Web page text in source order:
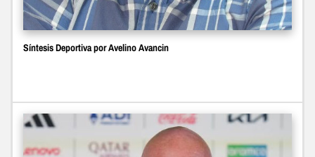
Síntesis Deportiva por Avelino Avancin